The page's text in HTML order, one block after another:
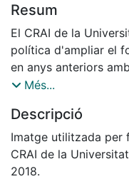
Resum
El CRAI de la
política d'ampliar el
en anys anteriors
Concise Physics
2017).
Més...
Descripció
Imatge utilitzada per
CRAI de la
2018.